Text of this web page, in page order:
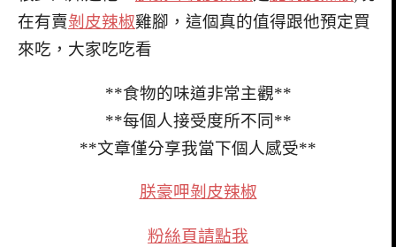
在有賣剝皮辣椒雞腳，這個真的值得跟他預定買
來吃，大家吃吃看
**食物的味道非常主觀**
**每個人接受度所不同**
**文章僅分享我當下個人感受**
朕豪呷剝皮辣椒
粉絲頁請點我